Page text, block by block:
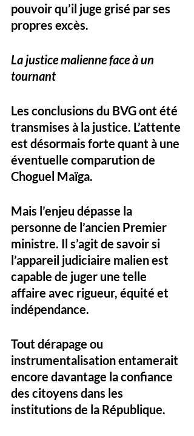
pouvoir qu’il juge grisé par ses
propres excès.
La justice malienne face à un
tournant
Les conclusions du BVG ont été
transmises à la justice. L’attente
est désormais forte quant à une
éventuelle comparution de
Choguel Maïga.
Mais l’enjeu dépasse la
personne de l’ancien Premier
ministre. Il s’agit de savoir si
l’appareil judiciaire malien est
capable de juger une telle
affaire avec rigueur, équité et
indépendance.
Tout dérapage ou
instrumentalisation entamerait
encore davantage la confiance
des citoyens dans les
institutions de la République.